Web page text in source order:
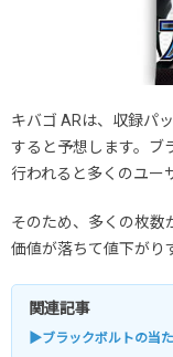
キバゴ ARは、収録パ
すると予想します。ブ
行われると多くのユー
そのため、多くの枚数
価値が落ちて値下がり
関連記事
▶ブラックボルトの当